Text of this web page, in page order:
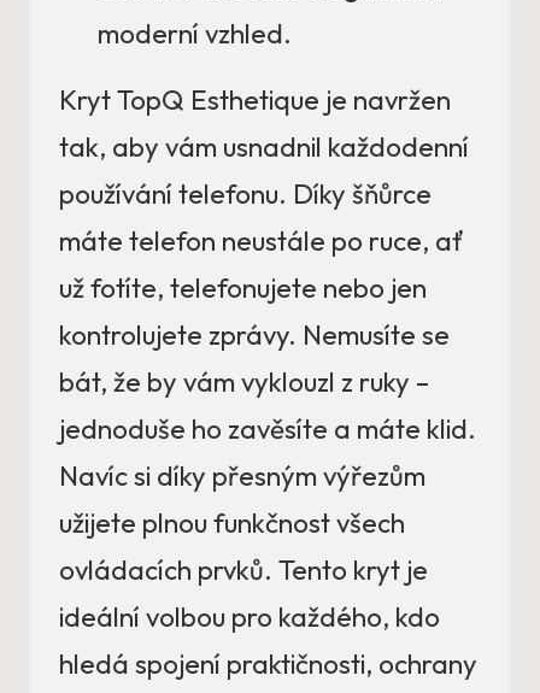
moderní vzhled.
Kryt TopQ Esthetique je navržen
tak, aby vám usnadnil každodenní
používání telefonu. Díky šňůrce
máte telefon neustále po ruce, ať
už fotíte, telefonujete nebo jen
kontrolujete zprávy. Nemusíte se
bát, že by vám vyklouzl z ruky –
jednoduše ho zavěsíte a máte klid.
Navíc si díky přesným výřezům
užijete plnou funkčnost všech
ovládacích prvků. Tento kryt je
ideální volbou pro každého, kdo
hledá spojení praktičnosti, ochrany